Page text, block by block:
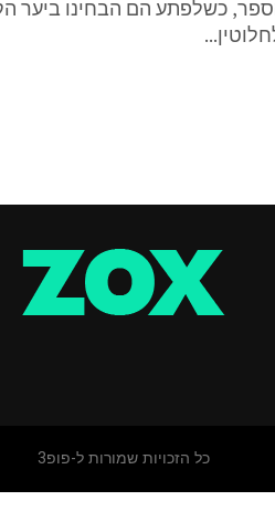
כשלפתע הם הבחינו ביער
כל הזכויות שמורות ל-פופ3